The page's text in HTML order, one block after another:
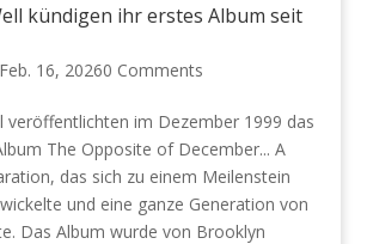
kündigen ihr erstes Album seit
Feb. 16, 20260 Comments
veröffentlichten im Dezember 1999 das
The Opposite of December... A
das sich zu einem Meilenstein
und eine ganze Generation von
Das Album wurde von Brooklyn